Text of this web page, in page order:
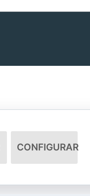
CONFIGURAR